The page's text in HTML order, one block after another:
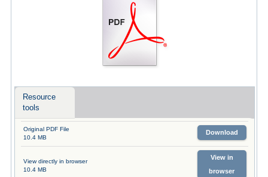
Resource
tools
Original PDF File
10.4 MB
Download
View directly in browser
10.4 MB
View in
browser